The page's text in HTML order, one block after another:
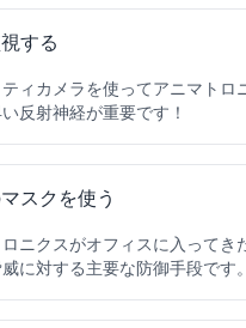
する
ィカメラを使ってアニマト
反射神経が重要です！
スクを使う
ニクスがオフィスに入って
に対する主要な防御手段です